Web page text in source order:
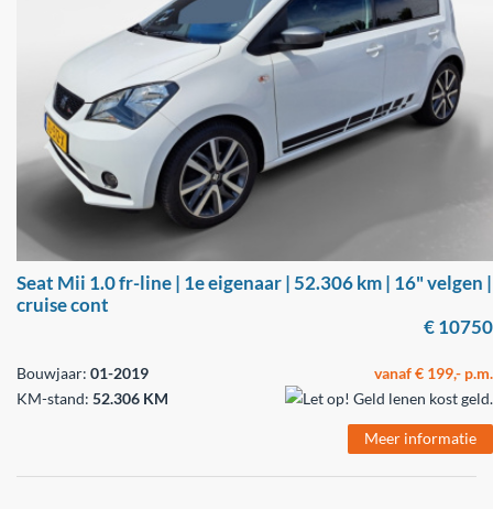
Seat Mii 1.0 fr-line | 1e eigenaar | 52.306 km | 16" velgen |
cruise cont
€ 10750
Bouwjaar: 01-2019
KM-stand: 52.306 KM
vanaf € 199,- p.m.
Meer informatie